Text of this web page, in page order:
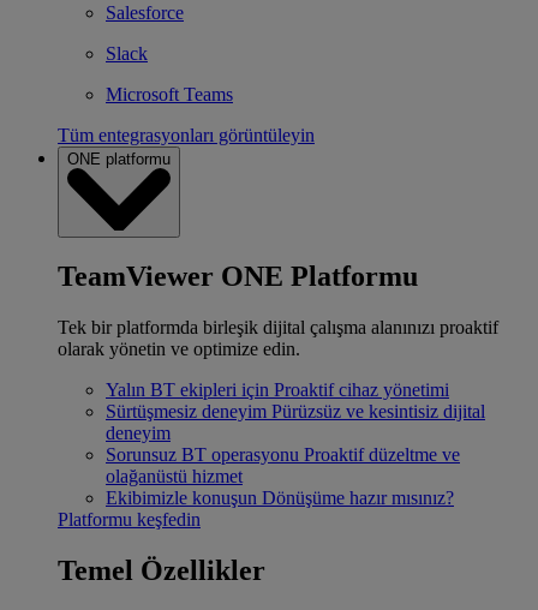
Salesforce
Slack
Microsoft Teams
Tüm entegrasyonları görüntüleyin
ONE platformu
TeamViewer ONE Platformu
Tek bir platformda birleşik dijital çalışma alanınızı proaktif
olarak yönetin ve optimize edin.
Yalın BT ekipleri için Proaktif cihaz yönetimi
Sürtüşmesiz deneyim Pürüzsüz ve kesintisiz dijital
deneyim
Sorunsuz BT operasyonu Proaktif düzeltme ve
olağanüstü hizmet
Ekibimizle konuşun Dönüşüme hazır mısınız?
Platformu keşfedin
Temel Özellikler